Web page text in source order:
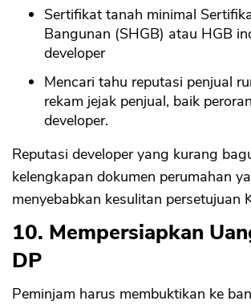
Sertifikat tanah minimal
Bangunan (SHGB) atau HGB
developer
Mencari tahu reputasi penjual
rekam jejak penjual, baik
developer.
Reputasi developer yang kurang
kelengkapan dokumen perumahan
menyebabkan kesulitan persetujuan
10. Mempersiapkan
DP
Peminjam harus membuktikan ke